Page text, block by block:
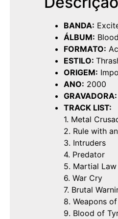
BANDA:
ÁLBUM:
FORMATO:
ESTILO:
ORIGEM:
ANO: 2000
GRAVADORA:
TRACK LIST:
1. Metal
2. Rule with
3. Intruders
4. Predator
5. Martial Law
6. War Cry
7. Brutal
8. Weapons
9. Blood of